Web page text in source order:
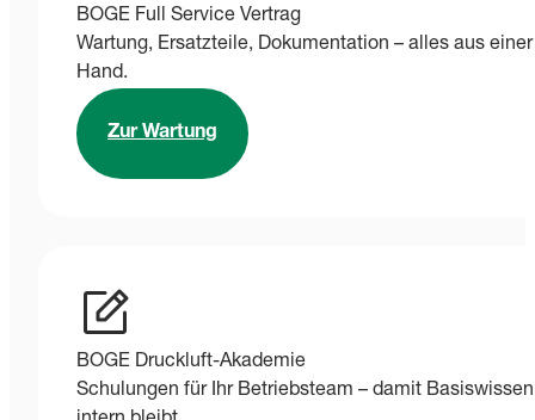
BOGE Full Service Vertrag
Wartung, Ersatzteile, Dokumentation – alles aus einer
Hand.
Zur Wartung
BOGE Druckluft-Akademie
Schulungen für Ihr Betriebsteam – damit Basiswissen